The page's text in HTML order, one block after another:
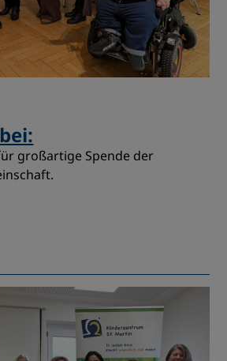
großartige Spende der